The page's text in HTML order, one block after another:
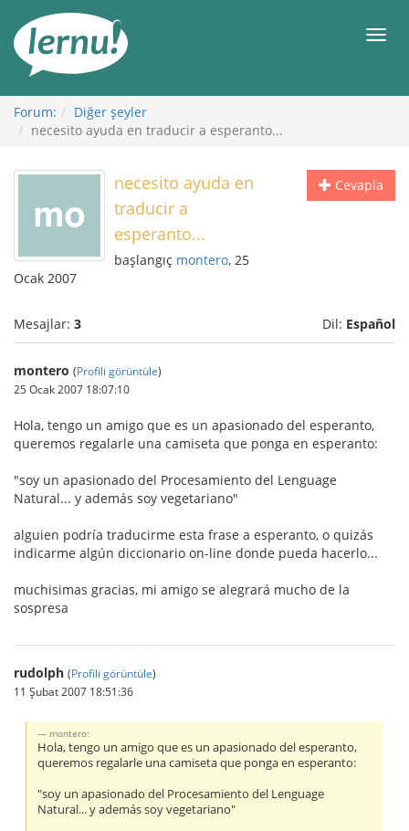
Görüntüleme
Forum:
Diğer şeyler
necesito ayuda en traducir a esperanto...
Cevapla
necesito ayuda en
traducir a
esperanto...
başlangıç montero, 25
Ocak 2007
Mesajlar: 3 Dil: Español
montero (Profili görüntüle)
25 Ocak 2007 18:07:10
Hola, tengo un amigo que es un apasionado del esperanto,
queremos regalarle una camiseta que ponga en esperanto:
"soy un apasionado del Procesamiento del Lenguage
Natural... y además soy vegetariano"
alguien podría traducirme esta frase a esperanto, o quizás
indicarme algún diccionario on-line donde pueda hacerlo...
muchisimas gracias, mi amigo se alegrará mucho de la
sospresa
rudolph (Profili görüntüle)
11 Şubat 2007 18:51:36
montero:
Hola, tengo un amigo que es un apasionado del esperanto,
queremos regalarle una camiseta que ponga en esperanto:
"soy un apasionado del Procesamiento del Lenguage
Natural... y además soy vegetariano"